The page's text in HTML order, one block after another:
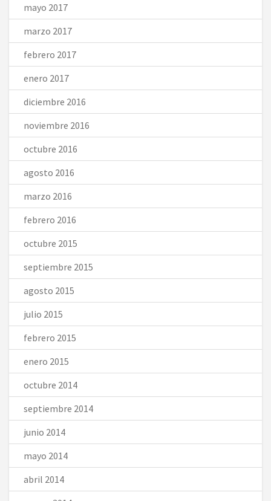
mayo 2017
marzo 2017
febrero 2017
enero 2017
diciembre 2016
noviembre 2016
octubre 2016
agosto 2016
marzo 2016
febrero 2016
octubre 2015
septiembre 2015
agosto 2015
julio 2015
febrero 2015
enero 2015
octubre 2014
septiembre 2014
junio 2014
mayo 2014
abril 2014